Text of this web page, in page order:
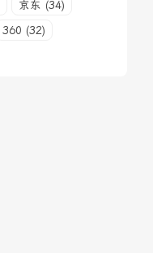
京东 (34)
360 (32)